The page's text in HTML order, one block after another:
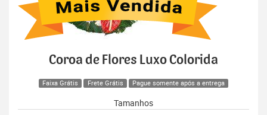
Coroa de Flores Luxo Colorida
Faixa Grátis Frete Grátis Pague somente após a entrega
Tamanhos